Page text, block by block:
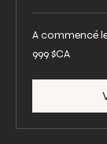
A commencé
dollars
999 $CA